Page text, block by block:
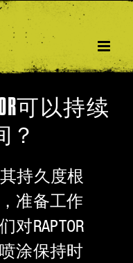
可以持续
？
其持久度根
准备工作
RAPTOR
涂保持时